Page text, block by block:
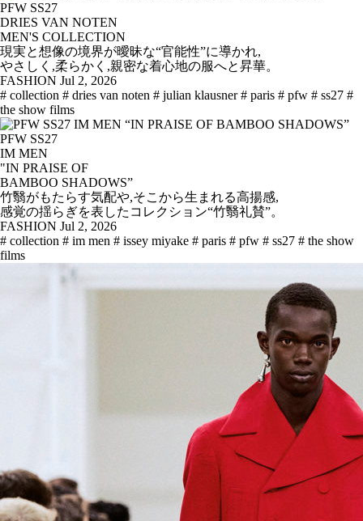
PFW SS27
DRIES VAN NOTEN
MEN'S COLLECTION
現実と想像の境界が曖昧な“官能性”に導かれ,
やさしく,柔らかく,親密な着心地の服へと昇華。
FASHION Jul 2, 2026
# collection # dries van noten # julian klausner # paris # pfw # ss27 #
the show films
PFW SS27
IM MEN
"IN PRAISE OF
BAMBOO SHADOWS”
竹翳がもたらす気配や,そこから生まれる高揚感,
感覚の揺らぎを表したコレクション“竹翳礼賛”。
FASHION Jul 2, 2026
# collection # im men # issey miyake # paris # pfw # ss27 # the show
films